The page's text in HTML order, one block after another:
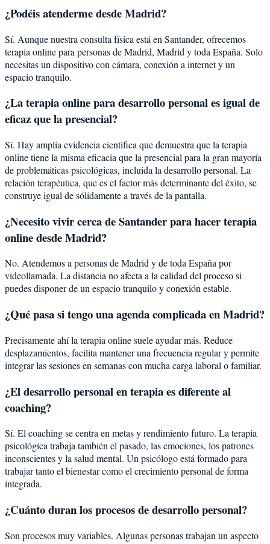
¿Podéis atenderme desdeMadrid?
Sí. Aunque nuestra consulta física está en Santander, ofrecemos
terapia online para personas deMadrid, Madrid y toda España. Solo
necesitas un dispositivo con cámara, conexión a internet y un
espacio tranquilo.
¿La terapia online paradesarrollo personales igual de
eficaz que la presencial?
Sí. Hay amplia evidencia científica que demuestra que la terapia
online tiene la misma eficacia que la presencial para la gran mayoría
de problemáticas psicológicas, incluida la desarrollo personal. La
relación terapéutica, que es el factor más determinante del éxito, se
construye igual de sólidamente a través de la pantalla.
¿Necesito vivir cerca de Santander para hacer terapia
online desde Madrid?
No. Atendemos a personas de Madrid y de toda España por
videollamada. La distancia no afecta a la calidad del proceso si
puedes disponer de un espacio tranquilo y conexión estable.
¿Qué pasa si tengo una agenda complicada en Madrid?
Precisamente ahí la terapia online suele ayudar más. Reduce
desplazamientos, facilita mantener una frecuencia regular y permite
integrar las sesiones en semanas con mucha carga laboral o familiar.
¿El desarrollo personal en terapia es diferente al
coaching?
Sí. El coaching se centra en metas y rendimiento futuro. La terapia
psicológica trabaja también el pasado, las emociones, los patrones
inconscientes y la salud mental. Un psicólogo está formado para
trabajar tanto el bienestar como el crecimiento personal de forma
integrada.
¿Cuánto duran los procesos de desarrollo personal?
Son procesos muy variables. Algunas personas trabajan un aspecto